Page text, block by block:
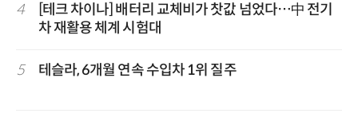
4
[테크 차이나] 배터리 교체비가 찻값 넘었다…中 전기
차 재활용 체계 시험대
5 테슬라, 6개월 연속 수입차 1위 질주